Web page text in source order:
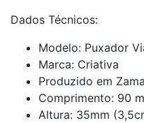
Dados Técnicos:
Modelo: Puxador
Marca: Criativa
Produzido em
Comprimento: 90
Altura: 35mm